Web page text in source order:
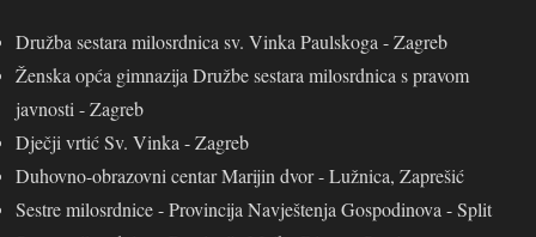
Družba sestara milosrdnica sv. Vinka Paulskoga - Zagreb
Ženska opća gimnazija Družbe sestara milosrdnica s pravom
javnosti - Zagreb
Dječji vrtić Sv. Vinka - Zagreb
Duhovno-obrazovni centar Marijin dvor - Lužnica, Zaprešić
Sestre milosrdnice - Provincija Navještenja Gospodinova - Split